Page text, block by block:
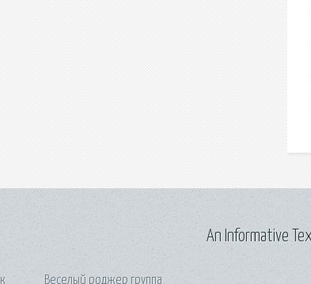
Веселый роджер группа
An Informative